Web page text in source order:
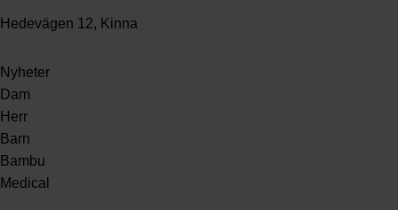
Hedevägen 12, Kinna
Nyheter
Dam
Herr
Barn
Bambu
Medical